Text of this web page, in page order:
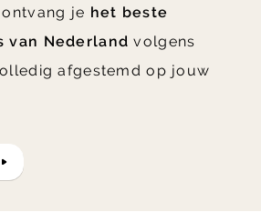
je het beste
van Nederland volgens
afgestemd op jouw